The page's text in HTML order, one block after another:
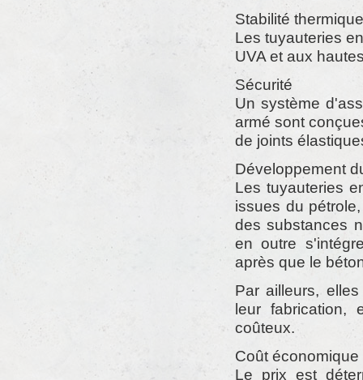
Stabilité thermique
Les tuyauteries
UVA et aux
Sécurité
Un système
armé sont
de joints
Développement
Les tuyauteries
issues du
des substances
en outre
après que le
Par ailleurs,
leur fabrication,
coûteux.
Coût économique
Le prix est